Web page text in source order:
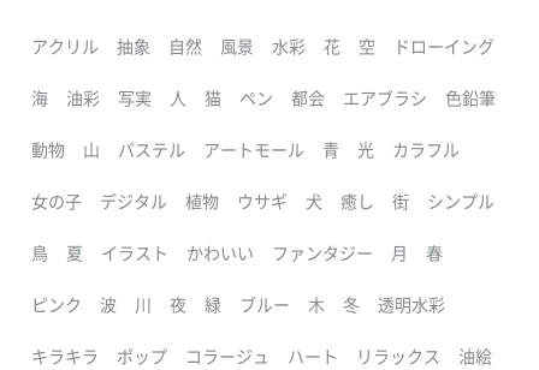
アクリル 抽象 自然 風景 水彩 花 空 ドローイング
海 油彩 写実 人 猫 ペン 都会 エアブラシ 色鉛筆
動物 山 パステル アートモール 青 光 カラフル
女の子 デジタル 植物 ウサギ 犬 癒し 街 シンプル
鳥 夏 イラスト かわいい ファンタジー 月 春
ピンク 波 川 夜 緑 ブルー 木 冬 透明水彩
キラキラ ポップ コラージュ ハート リラックス 油絵